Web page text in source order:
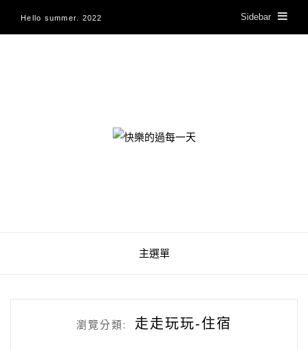
Hello summer. 2022 Sidebar
快樂的過每一天
主選單
瀏覽分類: 走走玩玩-住宿